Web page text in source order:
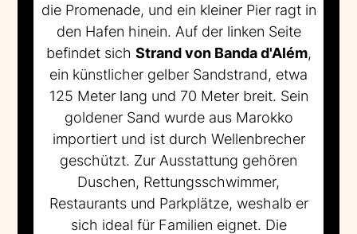
die Promenade, und ein kleiner Pier ragt in
den Hafen hinein. Auf der linken Seite
befindet sich Strand von Banda d'Além,
ein künstlicher gelber Sandstrand, etwa
125 Meter lang und 70 Meter breit. Sein
goldener Sand wurde aus Marokko
importiert und ist durch Wellenbrecher
geschützt. Zur Ausstattung gehören
Duschen, Rettungsschwimmer,
Restaurants und Parkplätze, weshalb er
sich ideal für Familien eignet. Die